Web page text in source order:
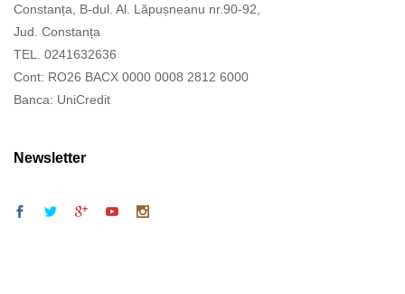
Constanța, B-dul. Al. Lăpușneanu nr.90-92,
Jud. Constanța
TEL. 0241632636
Cont: RO26 BACX 0000 0008 2812 6000
Banca: UniCredit
Newsletter